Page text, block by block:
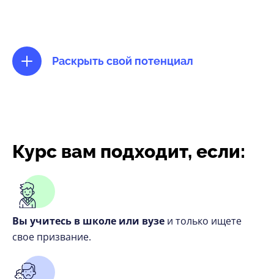
Раскрыть свой потенциал
Курс вам подходит, если:
Вы учитесь в школе или вузе и только ищете
свое призвание.